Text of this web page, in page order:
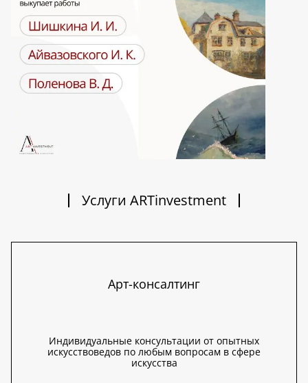
Услуги ARTinvestment
Арт-консалтинг
Индивидуальные консультации от опытных
искусствоведов по любым вопросам в сфере
искусства